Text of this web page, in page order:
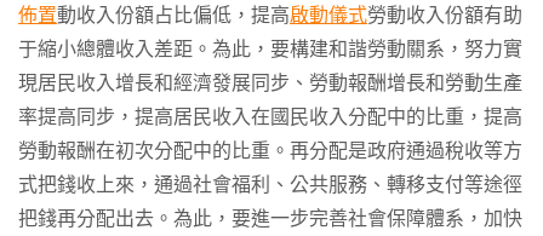
佈置動收入份額占比偏低，提高啟動儀式勞動收入份額有助
于縮小總體收入差距。為此，要構建和諧勞動關系，努力實
現居民收入增長和經濟發展同步、勞動報酬增長和勞動生產
率提高同步，提高居民收入在國民收入分配中的比重，提高
勞動報酬在初次分配中的比重。再分配是政府通過稅收等方
式把錢收上來，通過社會福利、公共服務、轉移支付等途徑
把錢再分配出去。為此，要進一步完善社會保障體系，加快